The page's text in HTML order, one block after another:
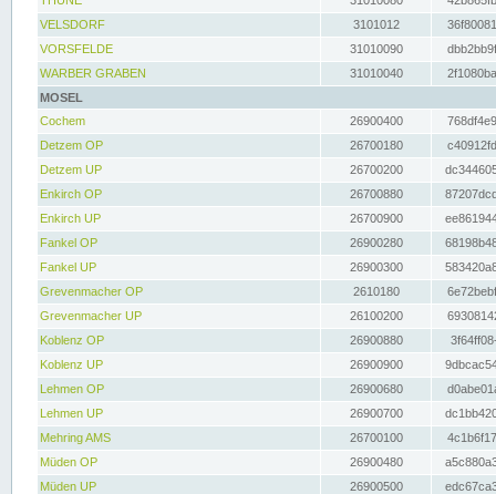
VELSDORF
3101012
VORSFELDE
31010090
WARBER GRABEN
31010040
MOSEL
Cochem
26900400
Detzem OP
26700180
Detzem UP
26700200
Enkirch OP
26700880
Enkirch UP
26700900
Fankel OP
26900280
Fankel UP
26900300
Grevenmacher OP
2610180
Grevenmacher UP
26100200
Koblenz OP
26900880
Koblenz UP
26900900
Lehmen OP
26900680
Lehmen UP
26900700
Mehring AMS
26700100
Müden OP
26900480
Müden UP
26900500